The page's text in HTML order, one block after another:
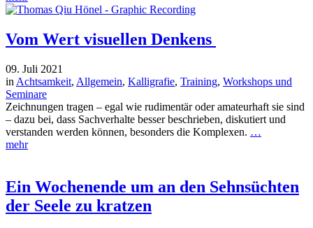
Vom Wert visuellen Denkens
09. Juli 2021
in Achtsamkeit, Allgemein, Kalligrafie, Training, Workshops und
Seminare
Zeichnungen tragen – egal wie rudimentär oder amateurhaft sie sind
– dazu bei, dass Sachverhalte besser beschrieben, diskutiert und
verstanden werden können, besonders die Komplexen. …
mehr
Ein Wochenende um an den Sehnsüchten
der Seele zu kratzen